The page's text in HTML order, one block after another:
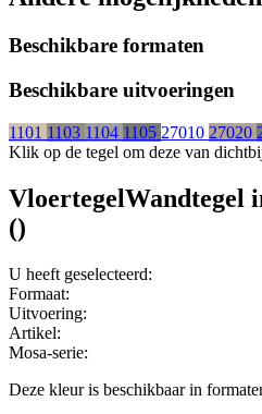
Beschikbare formaten
Beschikbare uitvoeringen
1101 1103 1104 1105 27010 27020
Klik op de tegel om deze van
VloertegelWandtegel
()
U heeft geselecteerd:
Formaat:
Uitvoering:
Artikel:
Mosa-serie:
Deze kleur is beschikbaar in